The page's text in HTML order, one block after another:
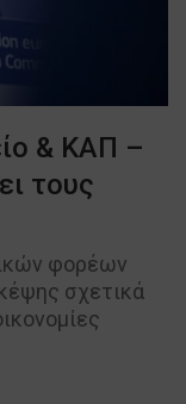
& ΚΑΠ –
τους
φορέων
σχετικά